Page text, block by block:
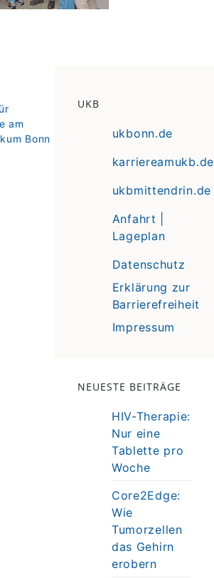
am
Bonn
UKB
ukbonn.de
karriereamukb.de
ukbmittendrin.de
Anfahrt |
Lageplan
Datenschutz
Erklärung zur
Barrierefreiheit
Impressum
NEUESTE BEITRÄGE
HIV-Therapie:
Nur eine
Tablette pro
Woche
Core2Edge:
Wie
Tumorzellen
das Gehirn
erobern